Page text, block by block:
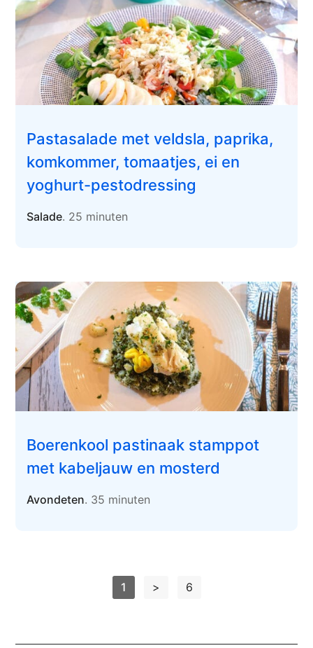
Pastasalade met veldsla, paprika,
komkommer, tomaatjes, ei en
yoghurt-pestodressing
Salade. 25 minuten
Boerenkool pastinaak stamppot
met kabeljauw en mosterd
Avondeten. 35 minuten
1 > 6